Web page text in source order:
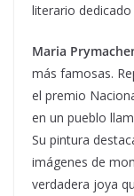
literario dedicado
Maria
más famosas.
el premio
en un pueblo
Su pintura
imágenes de
verdadera joya